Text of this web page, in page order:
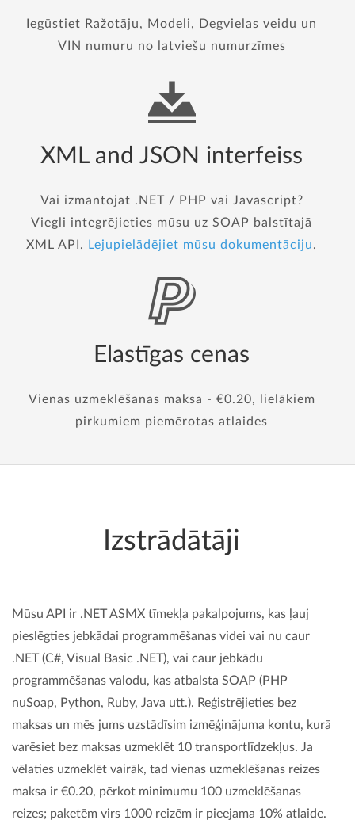
Iegūstiet Ražotāju, Modeli, Degvielas veidu un
VIN numuru no latviešu numurzīmes
XML and JSON interfeiss
Vai izmantojat .NET / PHP vai Javascript?
Viegli integrējieties mūsu uz SOAP balstītajā
XML API.
Lejupielādējiet mūsu dokumentāciju.
Elastīgas cenas
Vienas uzmeklēšanas maksa - €0.20, lielākiem
pirkumiem piemērotas atlaides
Izstrādātāji
Mūsu API ir .NET ASMX tīmekļa pakalpojums, kas ļauj
pieslēgties jebkādai programmēšanas videi vai nu caur
.NET (C#, Visual Basic .NET), vai caur jebkādu
programmēšanas valodu, kas atbalsta SOAP (PHP
nuSoap, Python, Ruby, Java utt.). Reģistrējieties bez
maksas un mēs jums uzstādīsim izmēģinājuma kontu, kurā
varēsiet bez maksas uzmeklēt 10 transportlīdzekļus. Ja
vēlaties uzmeklēt vairāk, tad vienas uzmeklēšanas reizes
maksa ir €0.20, pērkot minimumu 100 uzmeklēšanas
reizes; paketēm virs 1000 reizēm ir pieejama 10% atlaide.